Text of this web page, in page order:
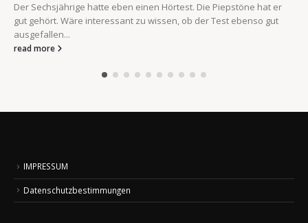
Der Sechsjährige hatte eben einen Hörtest. Die Piepstöne hat er
gut gehört. Wäre interessant zu wissen, ob der Test ebenso gut
ausgefallen...
read more
IMPRESSUM
Datenschutzbestimmungen